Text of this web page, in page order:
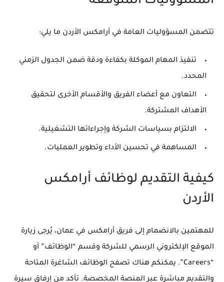
تتضمن المسؤوليات العامة في أرامكس الأردن ما يلي:
تنفيذ المهام الموكلة بكفاءة ودقة ضمن الجدول الزمني
المحدد.
التعاون مع أعضاء الفريق والأقسام الأخرى لتحقيق
الأهداف المشتركة.
الالتزام بسياسات الشركة وإجراءاتها التشغيلية.
المساهمة في تحسين الأداء وتطوير العمليات.
كيفية التقديم لوظائف أرامكس
الأردن
للمهتمين بالانضمام إلى فريق أرامكس في عمان، يُرجى زيارة
الموقع الإلكتروني الرسمي للشركة وقسم “الوظائف” أو
“Careers”. يمكنكم هناك تصفح الوظائف الشاغرة المتاحة
والتقديم مباشرة عبر المنصة المخصصة. تأكد من إرفاق سيرة